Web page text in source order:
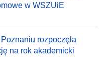
w WSZUiE
rozpoczęła
na rok akademicki